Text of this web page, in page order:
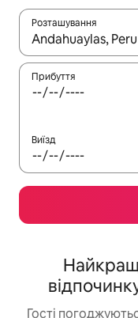
Розташування
Отримавши
Прибуття
Виїзд
Гості